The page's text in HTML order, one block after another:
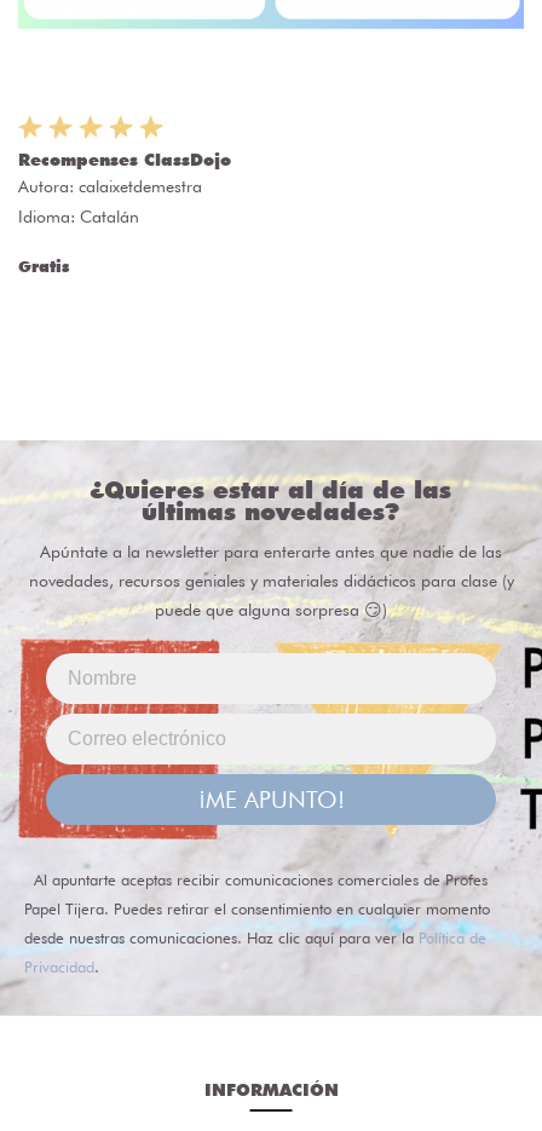
Recompenses ClassDojo
Autora: calaixetdemestra
Idioma: Catalán
Gratis
¿Quieres estar al día de las
últimas novedades?
Apúntate a la newsletter para enterarte antes que nadie de las
novedades, recursos geniales y materiales didácticos para clase (y
puede que alguna sorpresa 😏)
¡ME APUNTO!
Al apuntarte aceptas recibir comunicaciones comerciales de Profes
Papel Tijera. Puedes retirar el consentimiento en cualquier momento
desde nuestras comunicaciones. Haz clic aquí para ver la Política de
Privacidad.
INFORMACIÓN